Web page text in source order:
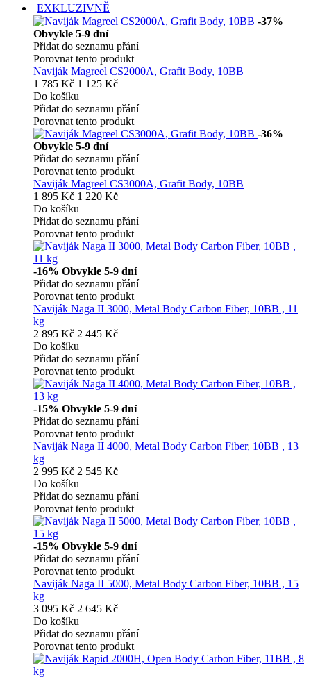
EXKLUZIVNĚ
-37%
Obvykle 5-9 dní
Přidat do seznamu přání
Porovnat tento produkt
Naviják Magreel CS2000A, Grafit Body, 10BB
1 785 Kč 1 125 Kč
Do košíku
Přidat do seznamu přání
Porovnat tento produkt
-36%
Obvykle 5-9 dní
Přidat do seznamu přání
Porovnat tento produkt
Naviják Magreel CS3000A, Grafit Body, 10BB
1 895 Kč 1 220 Kč
Do košíku
Přidat do seznamu přání
Porovnat tento produkt
-16% Obvykle 5-9 dní
Přidat do seznamu přání
Porovnat tento produkt
Naviják Naga II 3000, Metal Body Carbon Fiber, 10BB , 11
kg
2 895 Kč 2 445 Kč
Do košíku
Přidat do seznamu přání
Porovnat tento produkt
-15% Obvykle 5-9 dní
Přidat do seznamu přání
Porovnat tento produkt
Naviják Naga II 4000, Metal Body Carbon Fiber, 10BB , 13
kg
2 995 Kč 2 545 Kč
Do košíku
Přidat do seznamu přání
Porovnat tento produkt
-15% Obvykle 5-9 dní
Přidat do seznamu přání
Porovnat tento produkt
Naviják Naga II 5000, Metal Body Carbon Fiber, 10BB , 15
kg
3 095 Kč 2 645 Kč
Do košíku
Přidat do seznamu přání
Porovnat tento produkt